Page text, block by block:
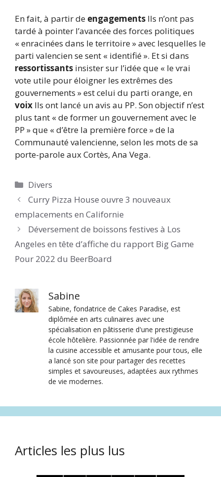
En fait, à partir de engagements Ils n’ont pas
tardé à pointer l’avancée des forces politiques
« enracinées dans le territoire » avec lesquelles le
parti valencien se sent « identifié ». Et si dans
ressortissants insister sur l’idée que « le vrai
vote utile pour éloigner les extrêmes des
gouvernements » est celui du parti orange, en
voix Ils ont lancé un avis au PP. Son objectif n’est
plus tant « de former un gouvernement avec le
PP » que « d’être la première force » de la
Communauté valencienne, selon les mots de sa
porte-parole aux Cortès, Ana Vega.
Catégories
Divers
Curry Pizza House ouvre 3 nouveaux
emplacements en Californie
Déversement de boissons festives à Los
Angeles en tête d’affiche du rapport Big Game
Pour 2022 du BeerBoard
Sabine
Sabine, fondatrice de Cakes Paradise, est
diplômée en arts culinaires avec une
spécialisation en pâtisserie d'une prestigieuse
école hôtelière. Passionnée par l'idée de rendre
la cuisine accessible et amusante pour tous, elle
a lancé son site pour partager des recettes
simples et savoureuses, adaptées aux rythmes
de vie modernes.
Articles les plus lus